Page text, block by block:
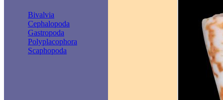
Bivalvia
Cephalopoda
Gastropoda
Polyplacophora
Scaphopoda